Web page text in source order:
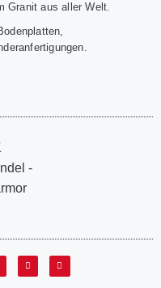
Granit aus aller Welt.